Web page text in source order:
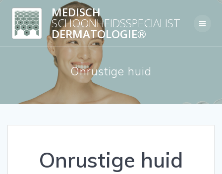
content
MEDISCH
SCHOONHEIDSSPECIALIST
DERMATOLOGIE®
Onrustige huid
Onrustige huid